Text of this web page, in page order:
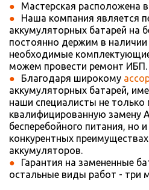
Мастерская расположена в
Наша компания является
аккумуляторных батарей на
постоянно держим в
необходимые
можем провести ремонт ИБП.
Благодаря широкому
аккумуляторных батарей,
наши специалисты не только
квалифицированную замену
бесперебойного питания, но
конкурентных
аккумуляторов.
Гарантия на замененные
остальные виды работ - три